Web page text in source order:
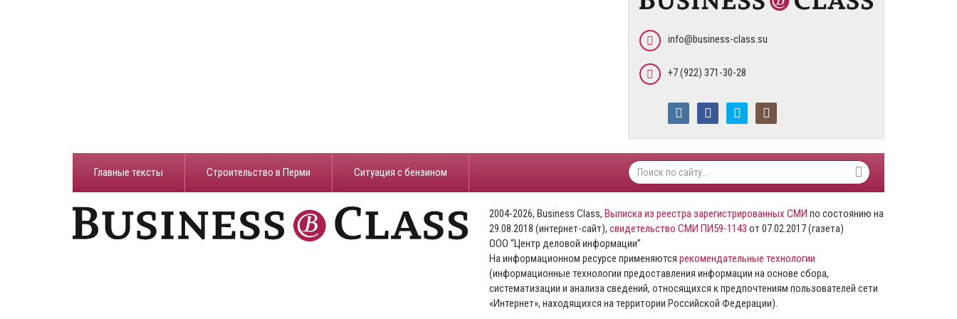
info@business-class.su
+7 (922) 371-30-28
Главные тексты Строительство в Перми ​Ситуация с бензином
2004-2026, Business Class, Выписка из реестра зарегистрированных СМИ по состоянию на
29.08.2018 (интернет-сайт), свидетельство СМИ ПИ59-1143 от 07.02.2017 (газета)
ООО “Центр деловой информации”
На информационном ресурсе применяются рекомендательные технологии
(информационные технологии предоставления информации на основе сбора,
систематизации и анализа сведений, относящихся к предпочтениям пользователей сети
«Интернет», находящихся на территории Российской Федерации).